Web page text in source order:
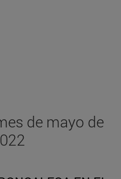
de mayo de